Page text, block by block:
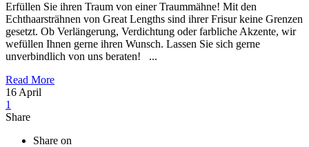
Erfüllen Sie ihren Traum von einer Traummähne! Mit den
Echthaarsträhnen von Great Lengths sind ihrer Frisur keine Grenzen
gesetzt. Ob Verlängerung, Verdichtung oder farbliche Akzente, wir
wefüllen Ihnen gerne ihren Wunsch. Lassen Sie sich gerne
unverbindlich von uns beraten! ...
Read More
16 April
1
Share
Share on